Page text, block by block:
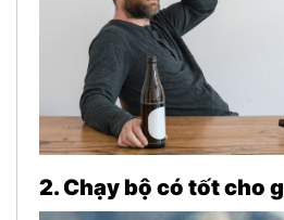
2. Chạy bộ có tốt cho